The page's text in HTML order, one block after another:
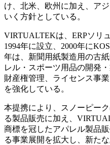
け、北米、欧州に加え、ア
いく方針としている。
VIRTUALTEKは、ERPソリ
1994年に設立、2000年に
年は、新聞用紙製造用の古
レル・スポーツ用品の開発
財産権管理、ライセンス事
を強化している。
本提携により、スノーピーク
る製品販売に加え、
商標を冠したアパレル製品
る事業展開を拡大し、新た